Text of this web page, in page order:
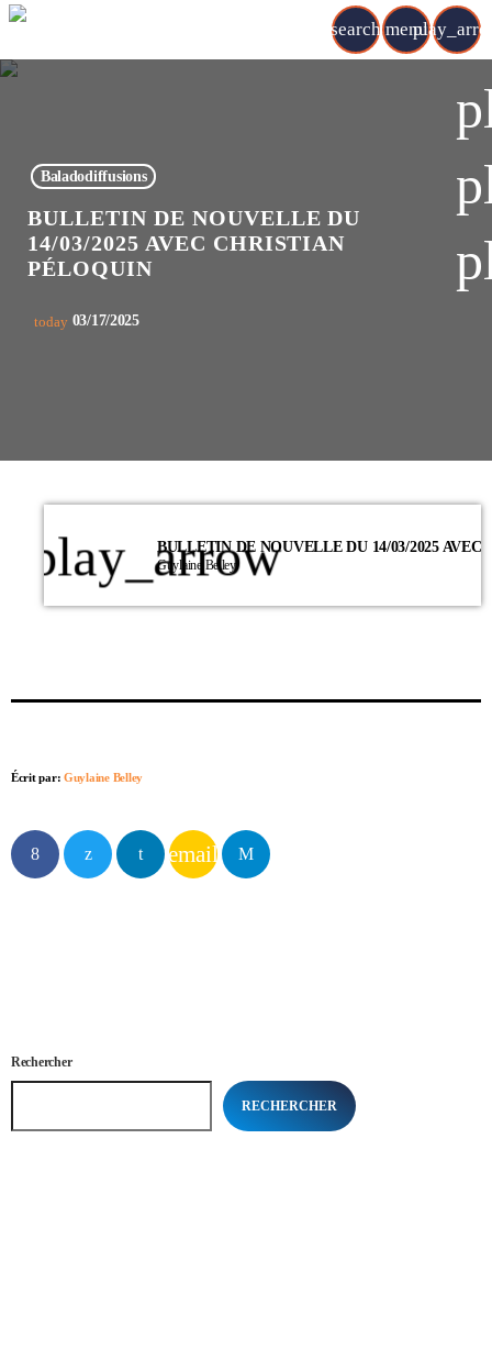
search menu
Baladodiffusions
BULLETIN DE NOUVELLE DU
14/03/2025 AVEC CHRISTIAN
PÉLOQUIN
today 03/17/2025
play_arrow
Guylaine Belley
Écrit par:Guylaine Belley
email
Rechercher
RECHERCHER